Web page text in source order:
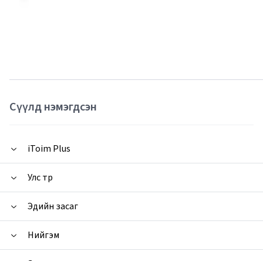
Сүүлд нэмэгдсэн
iToim Plus
Улс төр
Эдийн засаг
Нийгэм